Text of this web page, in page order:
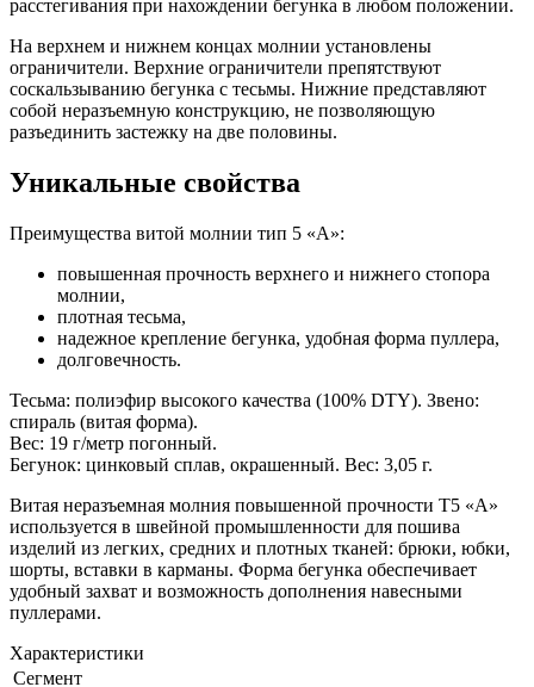
расстегивания при нахождении бегунка в любом положении.
На верхнем и нижнем концах молнии установлены
ограничители. Верхние ограничители препятствуют
соскальзыванию бегунка с тесьмы. Нижние представляют
собой неразъемную конструкцию, не позволяющую
разъединить застежку на две половины.
Уникальные свойства
Преимущества витой молнии тип 5 «А»:
повышенная прочность верхнего и нижнего стопора
молнии,
плотная тесьма,
надежное крепление бегунка, удобная форма пуллера,
долговечность.
Тесьма: полиэфир высокого качества (100% DTY). Звено:
спираль (витая форма).
Вес: 19 г/метр погонный.
Бегунок: цинковый сплав, окрашенный. Вес: 3,05 г.
Витая неразъемная молния повышенной прочности Т5 «А»
используется в швейной промышленности для пошива
изделий из легких, средних и плотных тканей: брюки, юбки,
шорты, вставки в карманы. Форма бегунка обеспечивает
удобный захват и возможность дополнения навесными
пуллерами.
Характеристики
Сегмент